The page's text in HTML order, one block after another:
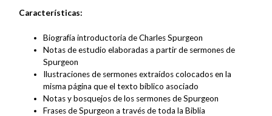
Características:
Biografía introductoria de Charles Spurgeon
Notas de estudio elaboradas a partir de sermones de
Spurgeon
Ilustraciones de sermones extraídos colocados en la
misma página que el texto bíblico asociado
Notas y bosquejos de los sermones de Spurgeon
Frases de Spurgeon a través de toda la Biblia